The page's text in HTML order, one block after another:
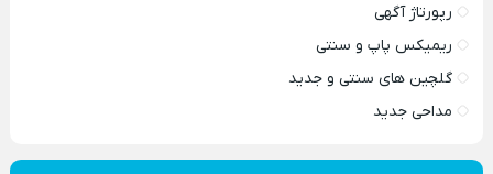
رپورتاژ آگهی
ریمیکس پاپ و سنتی
گلچین های سنتی و جدید
مداحی جدید